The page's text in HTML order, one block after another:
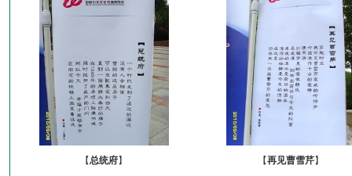
【总统府】 【再见曹雪芹】